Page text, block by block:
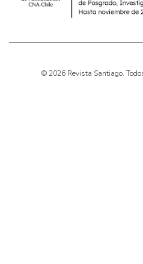
© 2026 Revista Santiago.